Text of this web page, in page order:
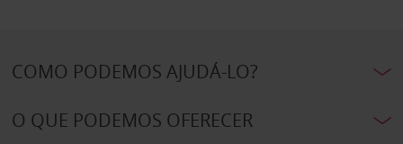
COMO PODEMOS AJUDÁ-LO?
O QUE PODEMOS OFERECER